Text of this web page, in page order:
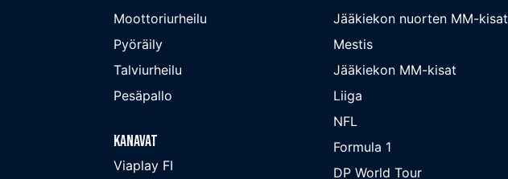
Moottoriurheilu
Pyöräily
Talviurheilu
Pesäpallo
Kanavat
Viaplay FI
Jääkiekon nuorten MM-kisat
Mestis
Jääkiekon MM-kisat
Liiga
NFL
Formula 1
DP World Tour